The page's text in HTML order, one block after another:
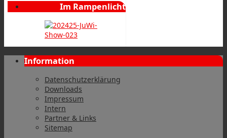
Im Rampenlicht
Information
Datenschutzerklärung
Downloads
Impressum
Intern
Partner & Links
Sitemap